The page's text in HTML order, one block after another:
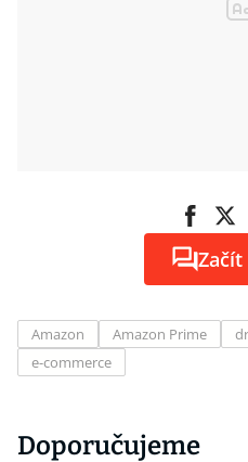
Amazon Amazon Prime
e-commerce
Doporučujeme